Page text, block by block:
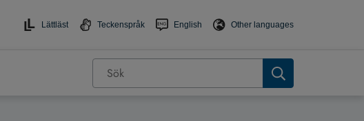
Lättläst Teckenspråk English Other languages